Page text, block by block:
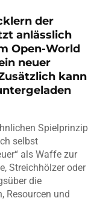
der
anlässlich
Open-World
neuer
kann
Spielprinzip
selbst
als Waffe zur
Streichhölzer oder
die
Resourcen und